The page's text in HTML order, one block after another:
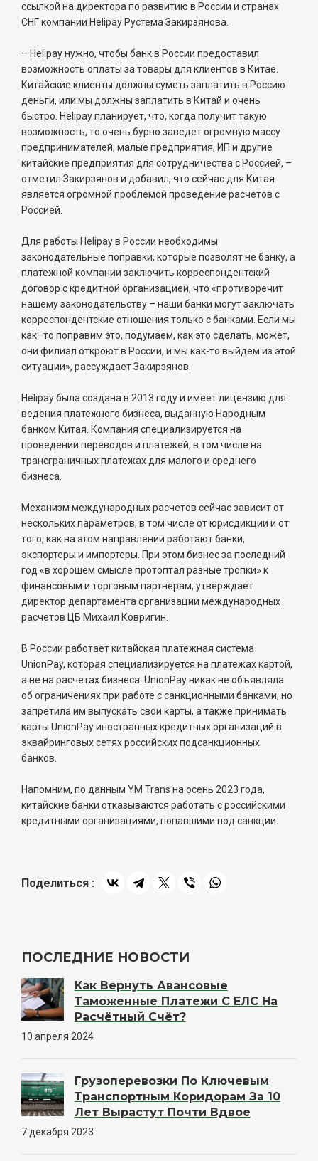
ссылкой на директора по развитию в России и странах
СНГ компании Helipay Рустема Закирзянова.
– Helipay нужно, чтобы банк в России предоставил
возможность оплаты за товары для клиентов в Китае.
Китайские клиенты должны суметь заплатить в Россию
деньги, или мы должны заплатить в Китай и очень
быстро. Helipay планирует, что, когда получит такую
возможность, то очень бурно заведет огромную массу
предпринимателей, малые предприятия, ИП и другие
китайские предприятия для сотрудничества с Россией, –
отметил Закирзянов и добавил, что сейчас для Китая
является огромной проблемой проведение расчетов с
Россией.
Для работы Helipay в России необходимы
законодательные поправки, которые позволят не банку, а
платежной компании заключить корреспондентский
договор с кредитной организацией, что «противоречит
нашему законодательству – наши банки могут заключать
корреспондентские отношения только с банками. Если мы
как–то поправим это, подумаем, как это сделать, может,
они филиал откроют в России, и мы как-то выйдем из этой
ситуации», рассуждает Закирзянов.
Helipay была создана в 2013 году и имеет лицензию для
ведения платежного бизнеса, выданную Народным
банком Китая. Компания специализируется на
проведении переводов и платежей, в том числе на
трансграничных платежах для малого и среднего
бизнеса.
Механизм международных расчетов сейчас зависит от
нескольких параметров, в том числе от юрисдикции и от
того, как на этом направлении работают банки,
экспортеры и импортеры. При этом бизнес за последний
год «в хорошем смысле протоптал разные тропки» к
финансовым и торговым партнерам, утверждает
директор департамента организации международных
расчетов ЦБ Михаил Ковригин.
В России работает китайская платежная система
UnionPay, которая специализируется на платежах картой,
а не на расчетах бизнеса. UnionPay никак не объявляла
об ограничениях при работе с санкционными банками, но
запретила им выпускать свои карты, а также принимать
карты UnionPay иностранных кредитных организаций в
эквайринговых сетях российских подсанкционных
банков.
Напомним, по данным YM Trans на осень 2023 года,
китайские банки отказываются работать с российскими
кредитными организациями, попавшими под санкции.
Поделиться :
ПОСЛЕДНИЕ НОВОСТИ
Как Вернуть Авансовые
Таможенные Платежи С ЕЛС На
Расчётный Счёт?
10 апреля 2024
Грузоперевозки По Ключевым
Транспортным Коридорам За 10
Лет Вырастут Почти Вдвое
7 декабря 2023